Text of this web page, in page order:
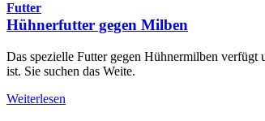
Futter
Hühnerfutter gegen Milben
Das spezielle Futter gegen Hühnermilben verfügt
ist. Sie suchen das Weite.
Weiterlesen